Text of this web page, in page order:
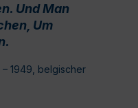
Und Man
Um
1949, belgischer